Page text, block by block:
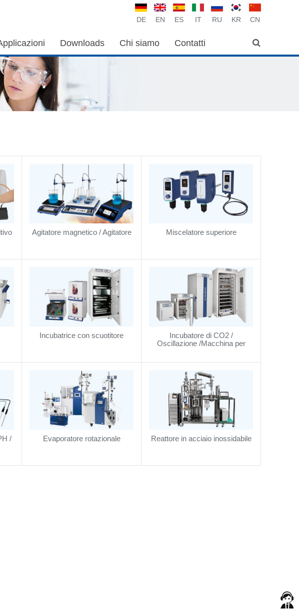
DE EN ES IT RU KR CN
Downloads Chi siamo Contatti
Agitatore magnetico / Agitatore Miscelatore superiore
Incubatrice con scuotitore
Incubatore di CO2 /
Oscillazione /Macchina per
/
Evaporatore rotazionale Reattore in acciaio inossidabile